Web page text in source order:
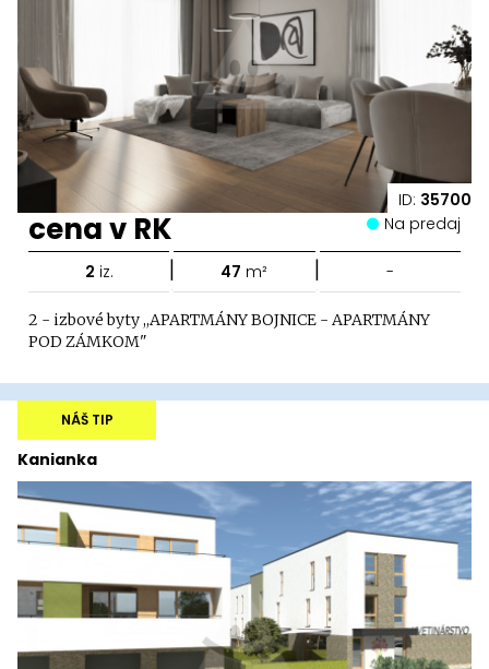
ID: 35700
cena v RK Na predaj
2 iz. | 47 m² | -
2 - izbové byty ,,APARTMÁNY BOJNICE - APARTMÁNY
POD ZÁMKOM"
Kanianka
NÁŠ TIP